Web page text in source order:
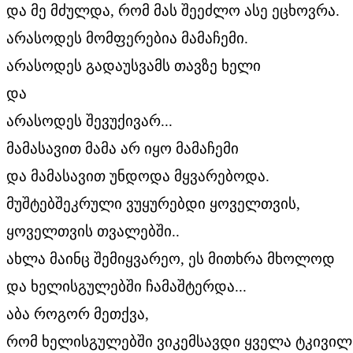
და მე მძულდა, რომ მას შეეძლო ასე ეცხოვრა.
არასოდეს მომფერებია მამაჩემი.
არასოდეს გადაუსვამს თავზე ხელი
და
არასოდეს შევუქივარ...
მამასავით მამა არ იყო მამაჩემი
და მამასავით უნდოდა მყვარებოდა.
მუშტებშეკრული ვუყურებდი ყოველთვის,
ყოველთვის თვალებში..
ახლა მაინც შემიყვარეო, ეს მითხრა მხოლოდ
და ხელისგულებში ჩამაშტერდა...
აბა როგორ მეთქვა,
რომ ხელისგულებში ვიკემსავდი ყველა